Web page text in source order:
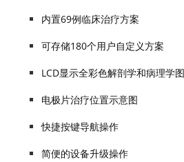
内置69例临床治疗方案
可存储180个用户自定义方案
LCD显示全彩色解剖学和病理学
电极片治疗位置示意图
快捷按键导航操作
简便的设备升级操作